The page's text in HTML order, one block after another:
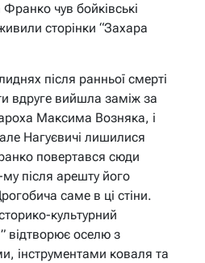
чув бойківські
сторінки “Захара
після ранньої смерті
вдруге вийшла заміж за
Максима Возняка, і
Нагуєвичі лишилися
повертався сюди
після арешту його
саме в ці стіни.
культурний
відтворює оселю з
інструментами коваля та